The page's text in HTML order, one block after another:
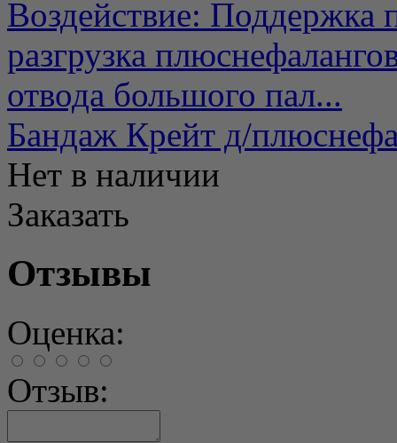
Воздействие: Поддержка
разгрузка
отвода большого пал...
Бандаж Крейт д/
Нет в наличии
Заказать
Отзывы
Оценка:
Отзыв: